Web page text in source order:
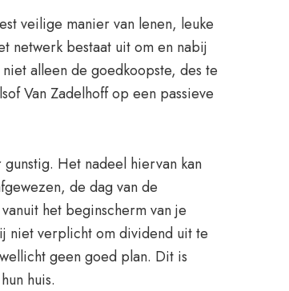
veilige manier van lenen, leuke
netwerk bestaat uit om en nabij
alleen de goedkoopste, des te
Van Zadelhoff op een passieve
Het nadeel hiervan kan
de dag van de
het beginscherm van je
niet verplicht om dividend uit te
geen goed plan. Dit is
huis.